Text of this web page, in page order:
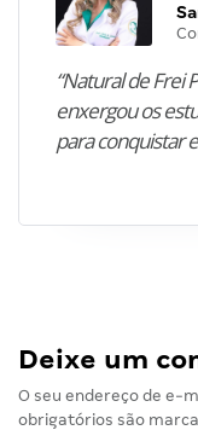
“Natural de Frei
enxergou os
para conquistar
Deixe um
O seu endereço de e-
obrigatórios são